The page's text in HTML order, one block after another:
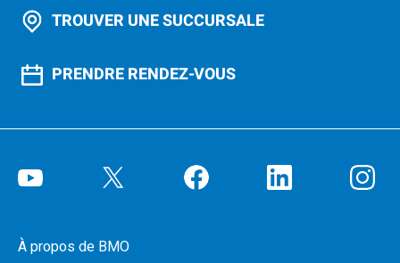
TROUVER UNE SUCCURSALE
PRENDRE RENDEZ-VOUS
À propos de BMO